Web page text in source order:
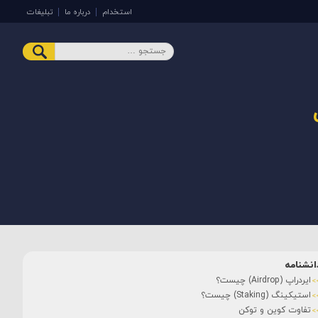
استخدام درباره ما تبلیغات
ایردراپ (Airdrop) چیست؟
استیکینگ (Staking) چیست؟
تفاوت کوین و توکن